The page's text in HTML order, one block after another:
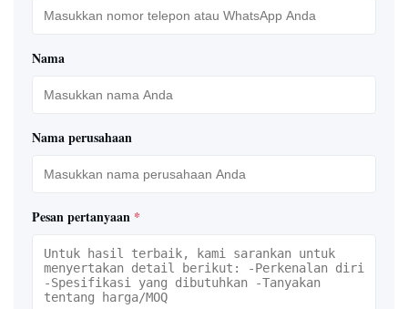
Nama
Nama perusahaan
Pesan pertanyaan *